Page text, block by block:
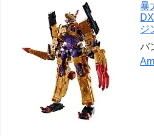
暴
ジ
バ